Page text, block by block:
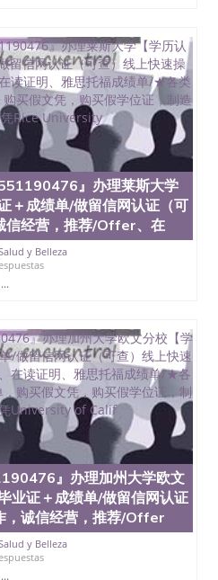
』办理莱斯大学
＋成绩单/做留信网认证（可
信经营，推荐/Offer、在
y Belleza
...
』办理加州大学欧文
业证＋成绩单/做留信网认证
，诚信经营，推荐/Offer
y Belleza
...